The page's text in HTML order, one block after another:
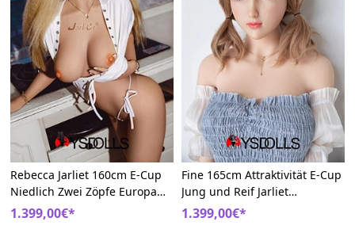
Rebecca Jarliet 160cm E-Cup
Niedlich Zwei Zöpfe Europa
Hybrid Liebespuppen
1.399,00€*
Fine 165cm Attraktivität E-Cup
Jung und Reif Jarliet
Hochwertig Hybrid
Liebespuppe
1.399,00€*